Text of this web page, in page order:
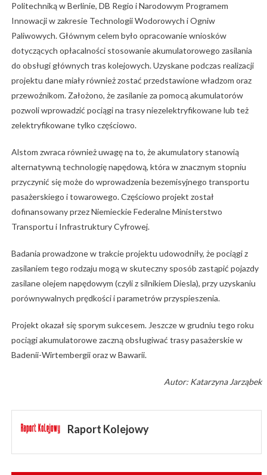
Politechniką w Berlinie, DB Regio i Narodowym Programem
Innowacji w zakresie Technologii Wodorowych i Ogniw
Paliwowych. Głównym celem było opracowanie wniosków
dotyczących opłacalności stosowanie akumulatorowego zasilania
do obsługi głównych tras kolejowych. Uzyskane podczas realizacji
projektu dane miały również zostać przedstawione władzom oraz
przewoźnikom. Założono, że zasilanie za pomocą akumulatorów
pozwoli wprowadzić pociągi na trasy niezelektryfikowane lub też
zelektryfikowane tylko częściowo.
Alstom zwraca również uwagę na to, że akumulatory stanowią
alternatywną technologię napędową, która w znacznym stopniu
przyczynić się może do wprowadzenia bezemisyjnego transportu
pasażerskiego i towarowego. Częściowo projekt został
dofinansowany przez Niemieckie Federalne Ministerstwo
Transportu i Infrastruktury Cyfrowej.
Badania prowadzone w trakcie projektu udowodniły, że pociągi z
zasilaniem tego rodzaju mogą w skuteczny sposób zastąpić pojazdy
zasilane olejem napędowym (czyli z silnikiem Diesla), przy uzyskaniu
porównywalnych prędkości i parametrów przyspieszenia.
Projekt okazał się sporym sukcesem. Jeszcze w grudniu tego roku
pociągi akumulatorowe zaczną obsługiwać trasy pasażerskie w
Badenii-Wirtembergii oraz w Bawarii.
Autor: Katarzyna Jarząbek
Raport Kolejowy